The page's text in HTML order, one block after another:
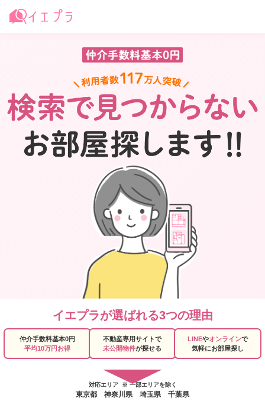
イエプラが選ばれる3つの理由
仲介手数料基本0円
平均10万円お得
不動産専用サイトで
未公開物件が探せる
LINEやオンラインで
気軽にお部屋探し
対応エリア ※ 一部エリアを除く
東京都 神奈川県 埼玉県 千葉県